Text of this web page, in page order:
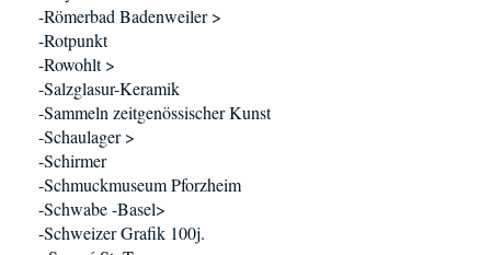
-Römerbad Badenweiler >
-Rotpunkt
-Rowohlt >
-Salzglasur-Keramik
-Sammeln zeitgenössischer Kunst
-Schaulager >
-Schirmer
-Schmuckmuseum Pforzheim
-Schwabe -Basel>
-Schweizer Grafik 100j.